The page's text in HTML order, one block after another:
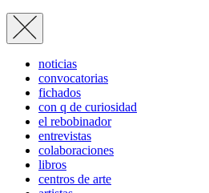
noticias
convocatorias
fichados
con q de curiosidad
el rebobinador
entrevistas
colaboraciones
libros
centros de arte